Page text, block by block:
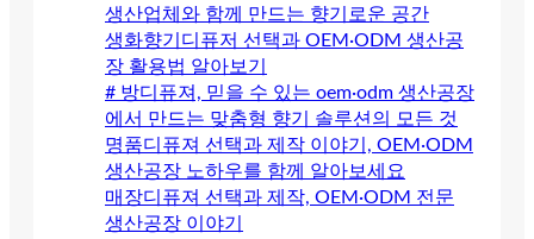
생산업체와 함께 만드는 향기로운 공간
생화향기디퓨저 선택과 OEM·ODM 생산공
장 활용법 알아보기
# 방디퓨져, 믿을 수 있는 oem·odm 생산공장
에서 만드는 맞춤형 향기 솔루션의 모든 것
명품디퓨져 선택과 제작 이야기, OEM·ODM
생산공장 노하우를 함께 알아보세요
매장디퓨져 선택과 제작, OEM·ODM 전문
생산공장 이야기